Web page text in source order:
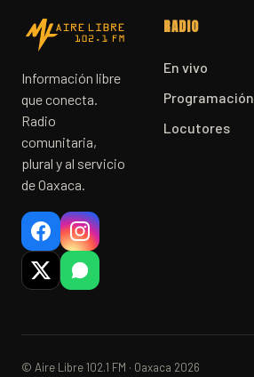
Información libre
que conecta.
Radio
comunitaria,
plural y al servicio
de Oaxaca.
RADIO
En vivo
Programación
Locutores
© Aire Libre 102.1 FM · Oaxaca 2026